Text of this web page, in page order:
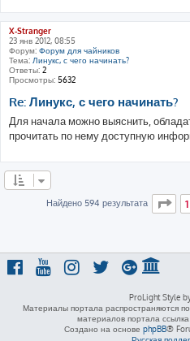
X-Stranger
23 янв 2012, 08:55
Форум: Форум для чайников
Тема: Линукс, с чего начинать?
Ответы: 2
Просмотры: 5632
Re: Линукс, с чего начинать?
Для начала можно выяснить,
прочитать по нему доступную
Найдено 594 результата 1
ProLight Style
Материалы портала распространяются
материалов портала
Создано на основе phpBB®
Русская